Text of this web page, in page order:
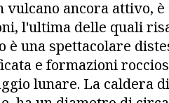
vulcano ancora attivo,
l'ultima delle quali
è una spettacolare
e formazioni
lunare. La caldera